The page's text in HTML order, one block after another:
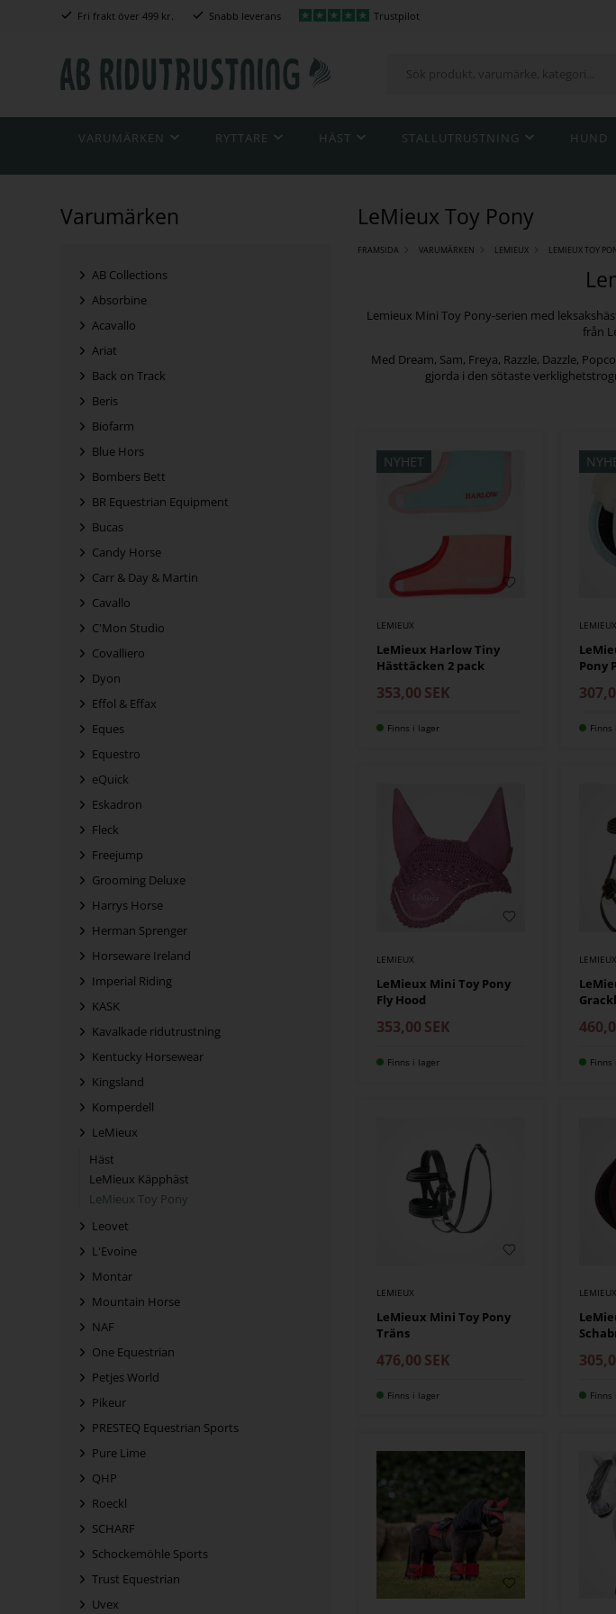
Fri frakt över 499 kr. Snabb leverans Trustpilot
VARUMÄRKEN RYTTARE HÄST STALLUTRUSTNING HUND
Varumärken
AB Collections
Absorbine
Acavallo
Ariat
Back on Track
Beris
Biofarm
Blue Hors
Bombers Bett
BR Equestrian Equipment
Bucas
Candy Horse
Carr & Day & Martin
Cavallo
C'Mon Studio
Covalliero
Dyon
Effol & Effax
Eques
Equestro
eQuick
Eskadron
Fleck
Freejump
Grooming Deluxe
Harrys Horse
Herman Sprenger
Horseware Ireland
Imperial Riding
KASK
Kavalkade ridutrustning
Kentucky Horsewear
Kingsland
Komperdell
LeMieux
Häst
LeMieux Käpphäst
LeMieux Toy Pony
Leovet
L'Evoine
Montar
Mountain Horse
NAF
One Equestrian
Petjes World
Pikeur
PRESTEQ Equestrian Sports
Pure Lime
QHP
Roeckl
SCHARF
Schockemöhle Sports
Trust Equestrian
Uvex
LeMieux Toy Pony
FRAMSIDA VARUMÄRKEN LEMIEUX LEMIEUX TOY
Lemieux Mini Toy Pony-serien med
från
Med Dream, Sam, Freya, Razzle, Dazzle,
gjorda i den sötaste
NYHET
LEMIEUX
LeMieux Harlow Tiny
Hästtäcken 2 pack
353,00 SEK
Finns i lager
LEMIEUX
Pony
Finns
LEMIEUX
LeMieux Mini Toy Pony
Fly Hood
353,00 SEK
Finns i lager
LEMIEUX
Finns
LEMIEUX
LeMieux Mini Toy Pony
Träns
476,00 SEK
Finns i lager
LEMIEUX
Finns